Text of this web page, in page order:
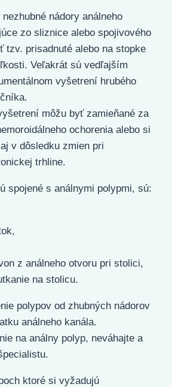
nádory análneho
zo sliznice alebo spojivového
tzv. prisadnuté alebo na stopke
Veľakrát sú vedľajším
vyšetrení hrubého
môžu byť zamieňané za
ochorenia alebo si
v dôsledku zmien pri
trhline.
spojené s análnymi polypmi, sú:
z análneho otvoru pri stolici,
na stolicu.
polypov od zhubných nádorov
análneho kanála.
na análny polyp, neváhajte a
ktoré si vyžadujú